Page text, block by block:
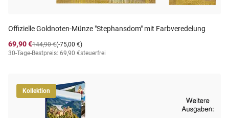
Offizielle Goldnoten-Münze "Stephansdom" mit Farbveredelung
69,90 €
(-75,00 €)
144,90 €
30-Tage-Bestpreis: 69,90 €steuerfrei
Kollektion